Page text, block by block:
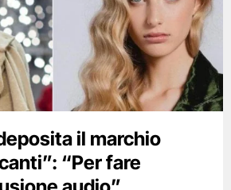
il marchio
“Per fare